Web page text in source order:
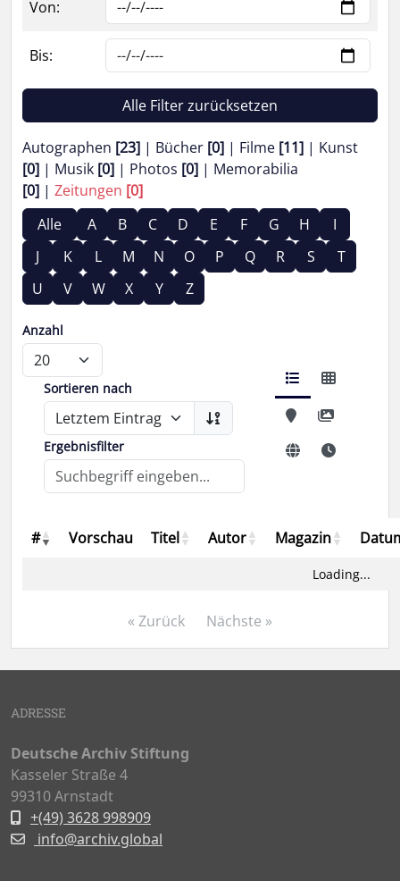
Von:
Bis:
Alle Filter zurücksetzen
Autographen [23] Bücher [0] Filme [11]
Kunst
[0]
Musik [0] Photos [0]
Memorabilia
[0]
Zeitungen [0]
Alle
A B C D E F G H
I
J
K L M N O P Q R S
T
U
V W X Y Z
Anzahl
Sortieren nach
Ergebnisfilter
# Vorschau Titel Autor Magazin
Loading...
« Zurück Nächste »
ADRESSE
Deutsche Archiv Stiftung
Kasseler Straße 4
99310 Arnstadt
+(49) 3628 998909
info@archiv.global